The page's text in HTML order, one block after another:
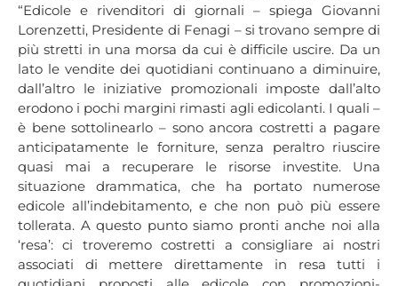
“Edicole e rivenditori di giornali – spiega Giovanni
Lorenzetti, Presidente di Fenagi – si trovano sempre di
più stretti in una morsa da cui è difficile uscire. Da un
lato le vendite dei quotidiani continuano a diminuire,
dall’altro le iniziative promozionali imposte dall’alto
erodono i pochi margini rimasti agli edicolanti. I quali –
è bene sottolinearlo – sono ancora costretti a pagare
anticipatamente le forniture, senza peraltro riuscire
quasi mai a recuperare le risorse investite. Una
situazione drammatica, che ha portato numerose
edicole all’indebitamento, e che non può più essere
tollerata. A questo punto siamo pronti anche noi alla
‘resa’: ci troveremo costretti a consigliare ai nostri
associati di mettere direttamente in resa tutti i